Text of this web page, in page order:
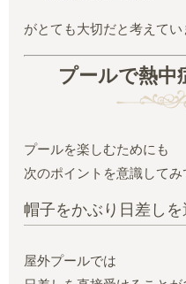
がとても大切だと考えてい
プールで熱中
プールを楽しむためにも
次のポイントを意識してみ
帽子をかぶり日差しを
屋外プールでは